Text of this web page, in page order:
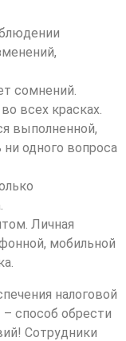
сомнений.
всех красках.
выполненной,
одного вопроса
Личная
мобильной
налоговой
способ обрести
Сотрудники